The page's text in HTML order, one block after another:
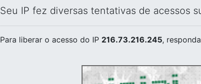
Seu IP fez diversas tentativas de acessos
Para liberar o acesso do IP 216.73.216.245,